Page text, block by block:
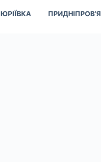
ЮРІЇВКА ПРИДНІПРОВ’Я